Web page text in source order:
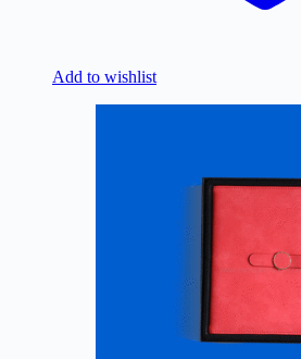
Add to wishlist